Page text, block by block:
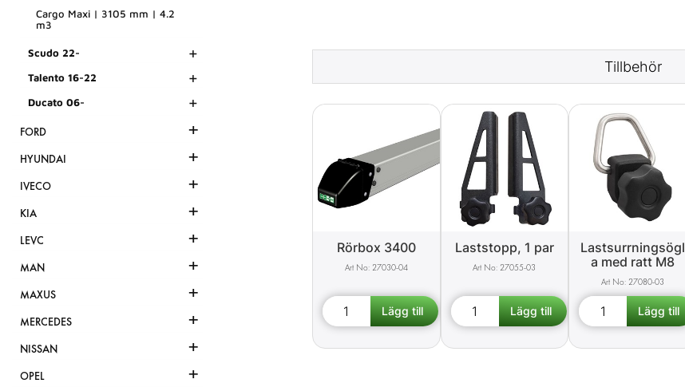
Cargo Maxi | 3105 mm | 4.2
m3
Scudo 22- +
Talento 16-22 +
Ducato 06- +
FORD +
HYUNDAI +
IVECO +
KIA +
LEVC +
MAN +
MAXUS +
MERCEDES +
NISSAN +
OPEL +
Tillbehör
Rörbox 3400
27030-04
Laststopp, 1 par
27055-03
Lastsurrningsögl
a med ratt M8
27080-03